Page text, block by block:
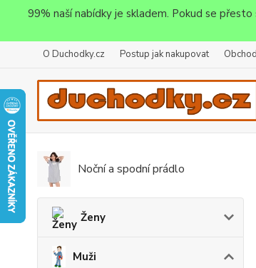
99% naší nabídky je skladem. Pokud se
O Duchodky.cz Postup jak nakupovat
Noční a spodní prádlo
Ženy
Muži